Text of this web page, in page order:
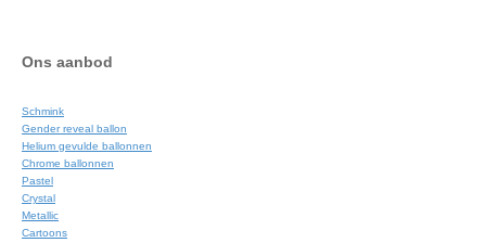
Ons aanbod
Schmink
Gender reveal ballon
Helium gevulde ballonnen
Chrome ballonnen
Pastel
Crystal
Metallic
Cartoons